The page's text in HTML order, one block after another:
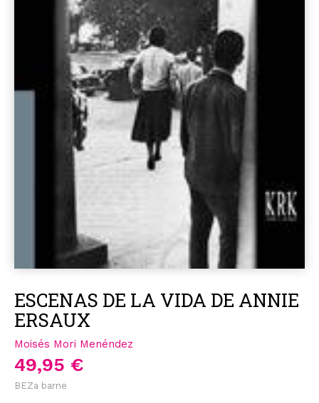
ESCENAS DE LA VIDA DE ANNIE
ERSAUX
Moisés Mori Menéndez
49,95 €
BEZa barne